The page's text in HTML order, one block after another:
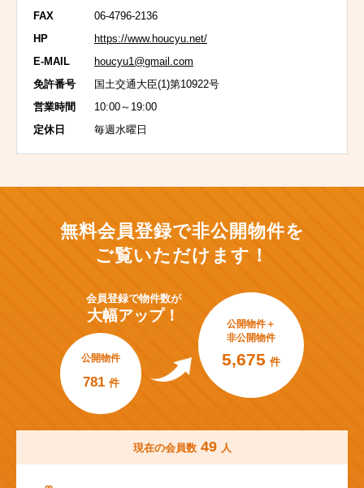
FAX
06-4796-2136
HP
https://www.houcyu.net/
E-MAIL
houcyu1@gmail.com
免許番号
国土交通大臣(1)第10922号
営業時間
10:00～19:00
定休日
毎週水曜日
無料会員登録で非公開物件を
ご覧いただけます！
会員登録で物件数が
大幅アップ！
公開物件
781 件
公開物件＋
非公開物件
5,675 件
現在の会員数 49 人